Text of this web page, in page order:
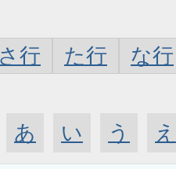
さ行 た行 な行
あ い う え